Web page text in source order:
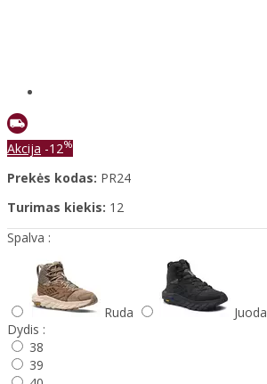
Akcija -12%
Prekės kodas: PR24
Turimas kiekis: 12
Spalva :
Ruda
Juoda
Dydis :
38
39